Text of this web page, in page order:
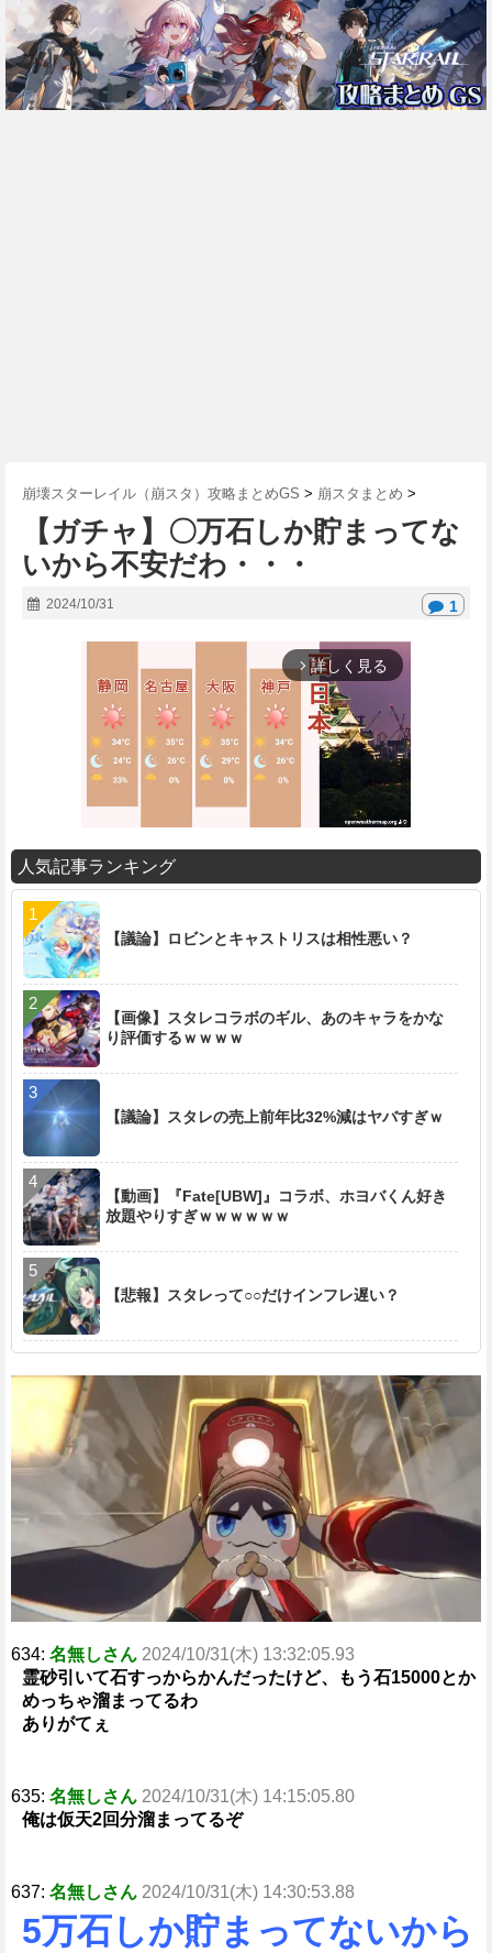
崩壊スターレイル（崩スタ）攻略まとめGS > 崩スタまとめ >
【ガチャ】〇万石しか貯まってな
いから不安だわ・・・
2024/10/31 1
arrow_forward_ios 詳しく見る
M
t
人気記事ランキング
【議論】ロビンとキャストリスは相性悪い？
【画像】スタレコラボのギル、あのキャラをかな
り評価するｗｗｗｗ
【議論】スタレの売上前年比32%減はヤバすぎｗ
【動画】『Fate[UBW]』コラボ、ホヨバくん好き
放題やりすぎｗｗｗｗｗｗ
【悲報】スタレって○○だけインフレ遅い？
634: 名無しさん 2024/10/31(木) 13:32:05.93
霊砂引いて石すっからかんだったけど、もう石15000とか
めっちゃ溜まってるわ
ありがてぇ
635: 名無しさん 2024/10/31(木) 14:15:05.80
俺は仮天2回分溜まってるぞ
637: 名無しさん 2024/10/31(木) 14:30:53.88
5万石しか貯まってないから